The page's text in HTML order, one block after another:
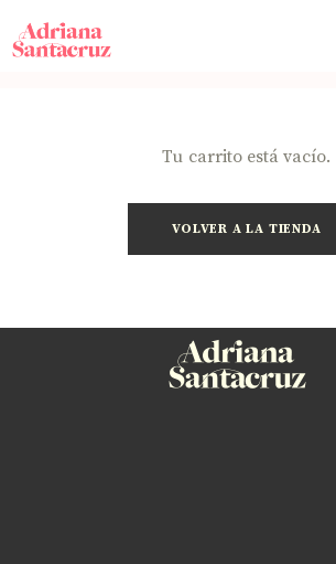
Tu carrito está vacío.
VOLVER A LA TIENDA